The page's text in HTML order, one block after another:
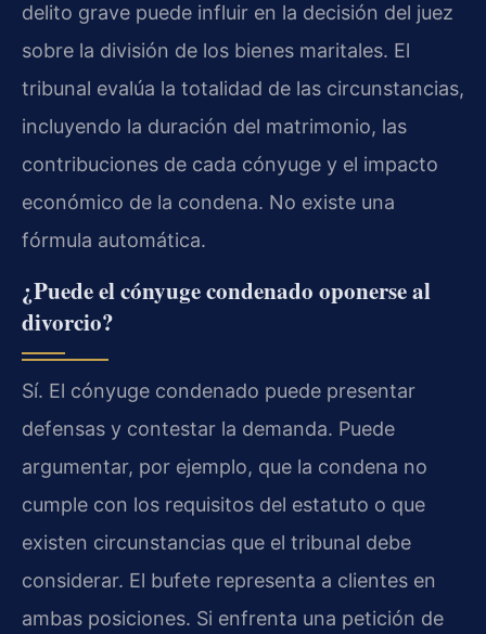
delito grave puede influir en la decisión del juez
sobre la división de los bienes maritales. El
tribunal evalúa la totalidad de las circunstancias,
incluyendo la duración del matrimonio, las
contribuciones de cada cónyuge y el impacto
económico de la condena. No existe una
fórmula automática.
¿Puede el cónyuge condenado oponerse al
divorcio?
Sí. El cónyuge condenado puede presentar
defensas y contestar la demanda. Puede
argumentar, por ejemplo, que la condena no
cumple con los requisitos del estatuto o que
existen circunstancias que el tribunal debe
considerar. El bufete representa a clientes en
ambas posiciones. Si enfrenta una petición de